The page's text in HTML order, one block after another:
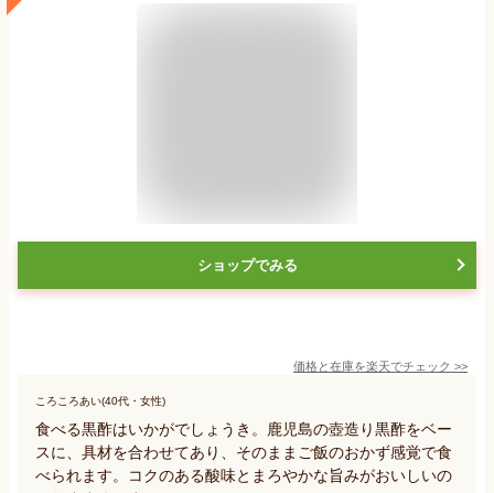
ショップでみる
価格と在庫を楽天でチェック >>
ころころあい(40代・女性)
食べる黒酢はいかがでしょうき。鹿児島の壺造り黒酢をベー
スに、具材を合わせてあり、そのままご飯のおかず感覚で食
べられます。コクのある酸味とまろやかな旨みがおいしいの